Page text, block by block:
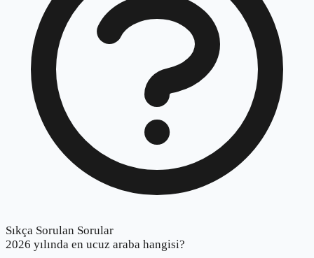
Sıkça Sorulan Sorular
2026 yılında en ucuz araba hangisi?